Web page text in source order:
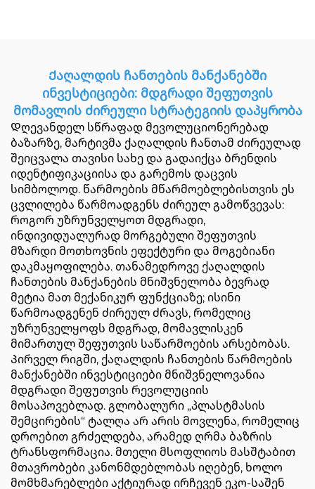
Ქაღალდის ჩანთების მანქანებში
ინვესტიციები: მდგრადი შეფუთვის
მომავლის ძირეული სტრატეგიის დაპყრობა
Დღევანდელ სწრაფად მევოლუციონერებად
ბაზარზე, მარტივმა ქაღალდის ჩანთამ ძირეულად
შეიცვალა თავისი სახე და გადაიქცა ბრენდის
იდენტიფიკაციისა და გარემოს დაცვის
სიმბოლოდ. წარმოების მწარმოებლებისთვის ეს
ცვლილება წარმოადგენს ძირეულ გამოწვევას:
როგორ უზრუნველყოთ მდგრადი,
ინდივიდუალურად მორგებული შეფუთვის
მზარდი მოთხოვნის ეფექტური და მოგებიანი
დაკმაყოფილება. თანამედროვე ქაღალდის
ჩანთების მანქანების მნიშვნელობა ბევრად
მეტია მათ მექანიკურ ფუნქციაზე; ისინი
წარმოადგენენ ძირეულ ძრავს, რომელიც
უზრუნველყოფს მდგრად, მომავლისკენ
მიმართულ შეფუთვის საწარმოების არსებობას.
Პირველ რიგში, ქაღალდის ჩანთების წარმოების
მანქანებში ინვესტიციები მნიშვნელოვანია
მდგრადი შეფუთვის რევოლუციის
მოსაპოვებლად. გლობალური „პლასტმასის
შემცირების“ ტალღა არ არის მოვლენა, რომელიც
დროებით გრძელდება, არამედ ღრმა ბაზრის
ტრანსფორმაცია. მთელი მსოფლიოს მასშტაბით
მთავრობები კანონმდებლობას იღებენ, ხოლო
მომხმარებლები აქტიურად ირჩევენ ეკო-საშენ